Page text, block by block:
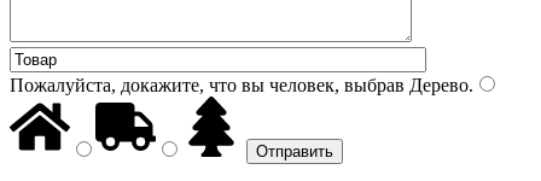
Пожалуйста, докажите, что вы человек, выбрав Дерево.